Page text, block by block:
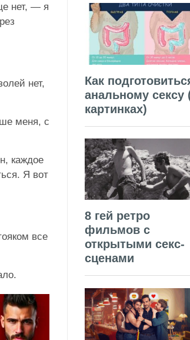
нет, — я
нет,
меня, с
каждое
Я вот
все
Как
анальному сексу
картинках)
8 гей ретро
фильмов с
открытыми секс-
сценами